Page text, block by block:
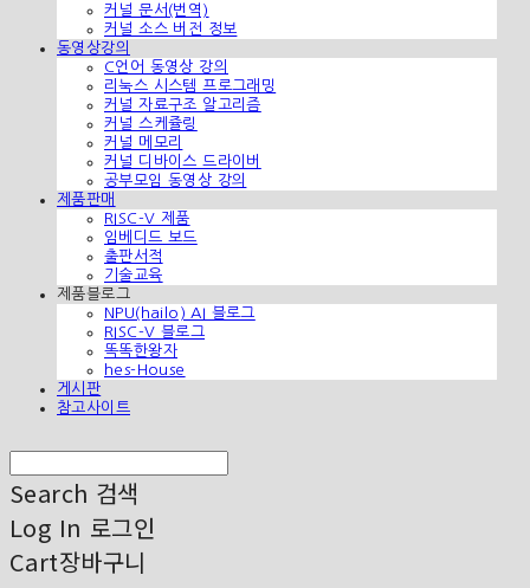
커널 문서(번역)
커널 소스 버전 정보
동영상강의
C언어 동영상 강의
리눅스 시스템 프로그래밍
커널 자료구조 알고리즘
커널 스케쥴링
커널 메모리
커널 디바이스 드라이버
공부모임 동영상 강의
제품판매
RISC-V 제품
임베디드 보드
출판서적
기술교육
제품블로그
NPU(hailo) AI 블로그
RISC-V 블로그
똑똑한왕자
hes-House
게시판
참고사이트
Search 검색
Log In 로그인
Cart장바구니